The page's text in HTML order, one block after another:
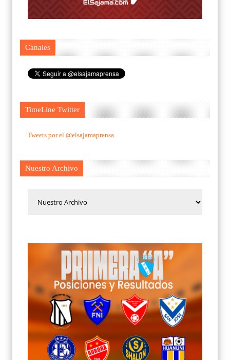
Canales
TimeLine Twitter
Tweets por el @elsajamaprensa.
Nuestro Archivo